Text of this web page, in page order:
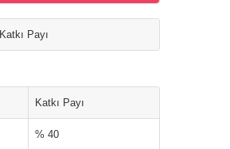
Katkı Payı
Katkı Payı
% 40